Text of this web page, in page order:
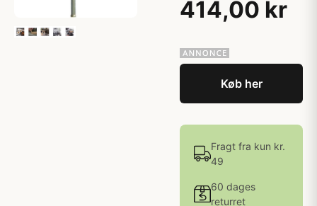
414,00 kr
Køb her
Fragt fra kun kr.
49
60 dages
returret